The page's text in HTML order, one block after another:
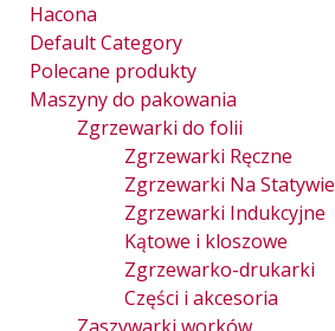
Hacona
Default Category
Polecane produkty
Maszyny do pakowania
Zgrzewarki do folii
Zgrzewarki Ręczne
Zgrzewarki Na Statywie
Zgrzewarki Indukcyjne
Kątowe i kloszowe
Zgrzewarko-drukarki
Części i akcesoria